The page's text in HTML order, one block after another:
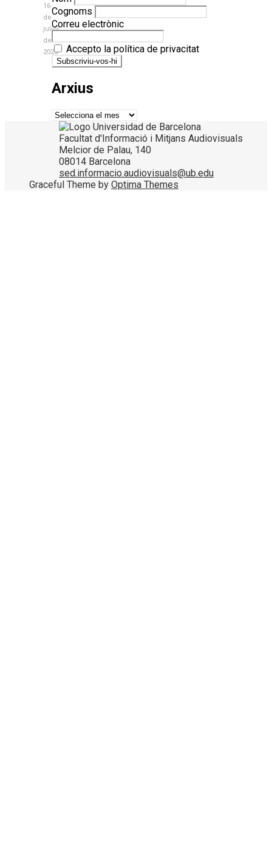
16
de
juliol
de
2026
Cognoms
Correu electrònic
Accepto la política de privacitat
Arxius
Arxius
Facultat d'Informació i Mitjans Audiovisuals
Melcior de Palau, 140
08014 Barcelona
sed.informacio.audiovisuals@ub.edu
Graceful Theme by Optima Themes